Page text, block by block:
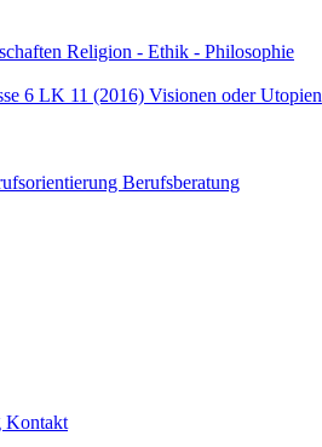
Religion - Ethik - Philosophie
6 LK 11 (2016) Visionen oder Utopien
Berufsberatung
Kontakt